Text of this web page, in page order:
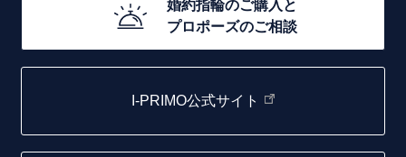
10万円台～
函館店
取扱店)エヴァンスブライダル 旭川本店
婚約指輪のご購入と
プロポーズのご相談
I-PRIMO公式サイト